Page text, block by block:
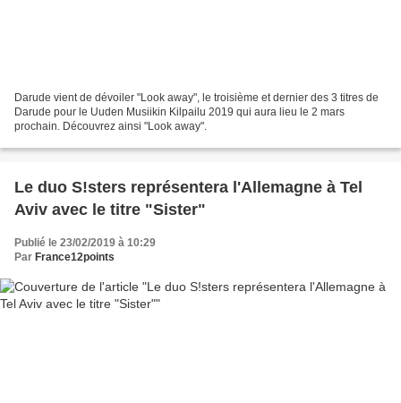
Darude vient de dévoiler "Look away", le troisième et dernier des 3 titres de
Darude pour le Uuden Musiikin Kilpailu 2019 qui aura lieu le 2 mars
prochain. Découvrez ainsi "Look away".
Le duo S!sters représentera l'Allemagne à Tel
Aviv avec le titre "Sister"
Publié le 23/02/2019 à 10:29
Par France12points